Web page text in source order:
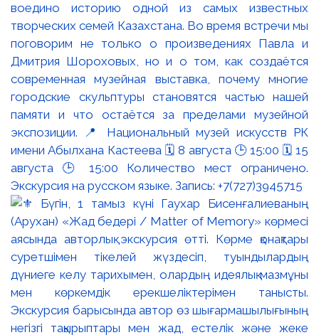
воедино историю одной из самых известных
творческих семей Казахстана. Во время встречи мы
поговорим не только о произведениях Павла и
Дмитрия Шороховых, но и о том, как создаётся
современная музейная выставка, почему многие
городские скульптуры становятся частью нашей
памяти и что остаётся за пределами музейной
экспозиции. 📍 Национальный музей искусств РК
имени Абылхана Кастеева 🗓 8 августа 🕒 15:00 🗓 15
августа 🕒 15:00 Количество мест ограничено.
Экскурсия на русском языке. Запись: +7(727)3945715